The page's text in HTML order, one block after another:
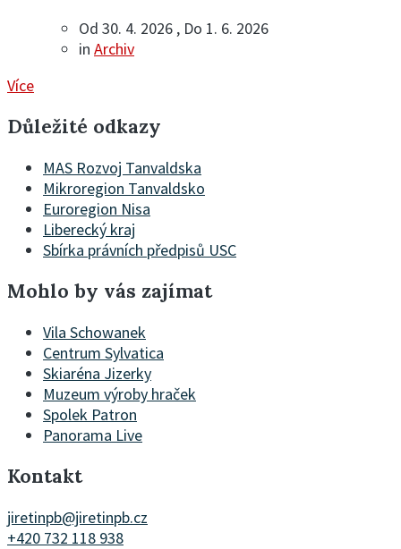
Od 30. 4. 2026 , Do 1. 6. 2026
in Archiv
Více
Důležité odkazy
MAS Rozvoj Tanvaldska
Mikroregion Tanvaldsko
Euroregion Nisa
Liberecký kraj
Sbírka právních předpisů USC
Mohlo by vás zajímat
Vila Schowanek
Centrum Sylvatica
Skiaréna Jizerky
Muzeum výroby hraček
Spolek Patron
Panorama Live
Kontakt
jiretinpb@jiretinpb.cz
+420 732 118 938